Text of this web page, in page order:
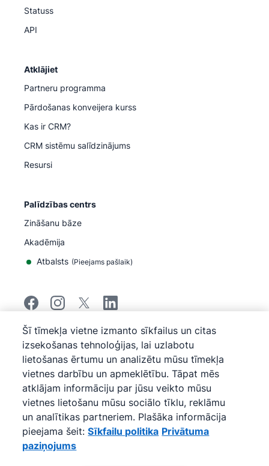
Statuss
API
Atklājiet
Partneru programma
Pārdošanas konveijera kurss
Kas ir CRM?
CRM sistēmu salīdzinājums
Resursi
Palīdzības centrs
Zināšanu bāze
Akadēmija
Atbalsts (Pieejams pašlaik)
© 2026Pipedrive
Pipedrive
Pakalpojumu sniegšanas noteikumi
Pipedrive
Privātuma paziņojums
Vietnes karte
Sīkfailu politika
Sīkfailu preferences
Pipedrive ir uz tīmekļa bāzes veidota pārdošanas CRM
programma.
Šī tīmekļa vietne izmanto sīkfailus un citas
izsekošanas tehnoloģijas, lai uzlabotu
lietošanas ērtumu un analizētu mūsu tīmekļa
vietnes darbību un apmeklētību. Tāpat mēs
atklājam informāciju par jūsu veikto mūsu
vietnes lietošanu mūsu sociālo tīklu, reklāmu
un analītikas partneriem. Plašāka informācija
pieejama šeit: Sīkfailu politika Privātuma
paziņojums